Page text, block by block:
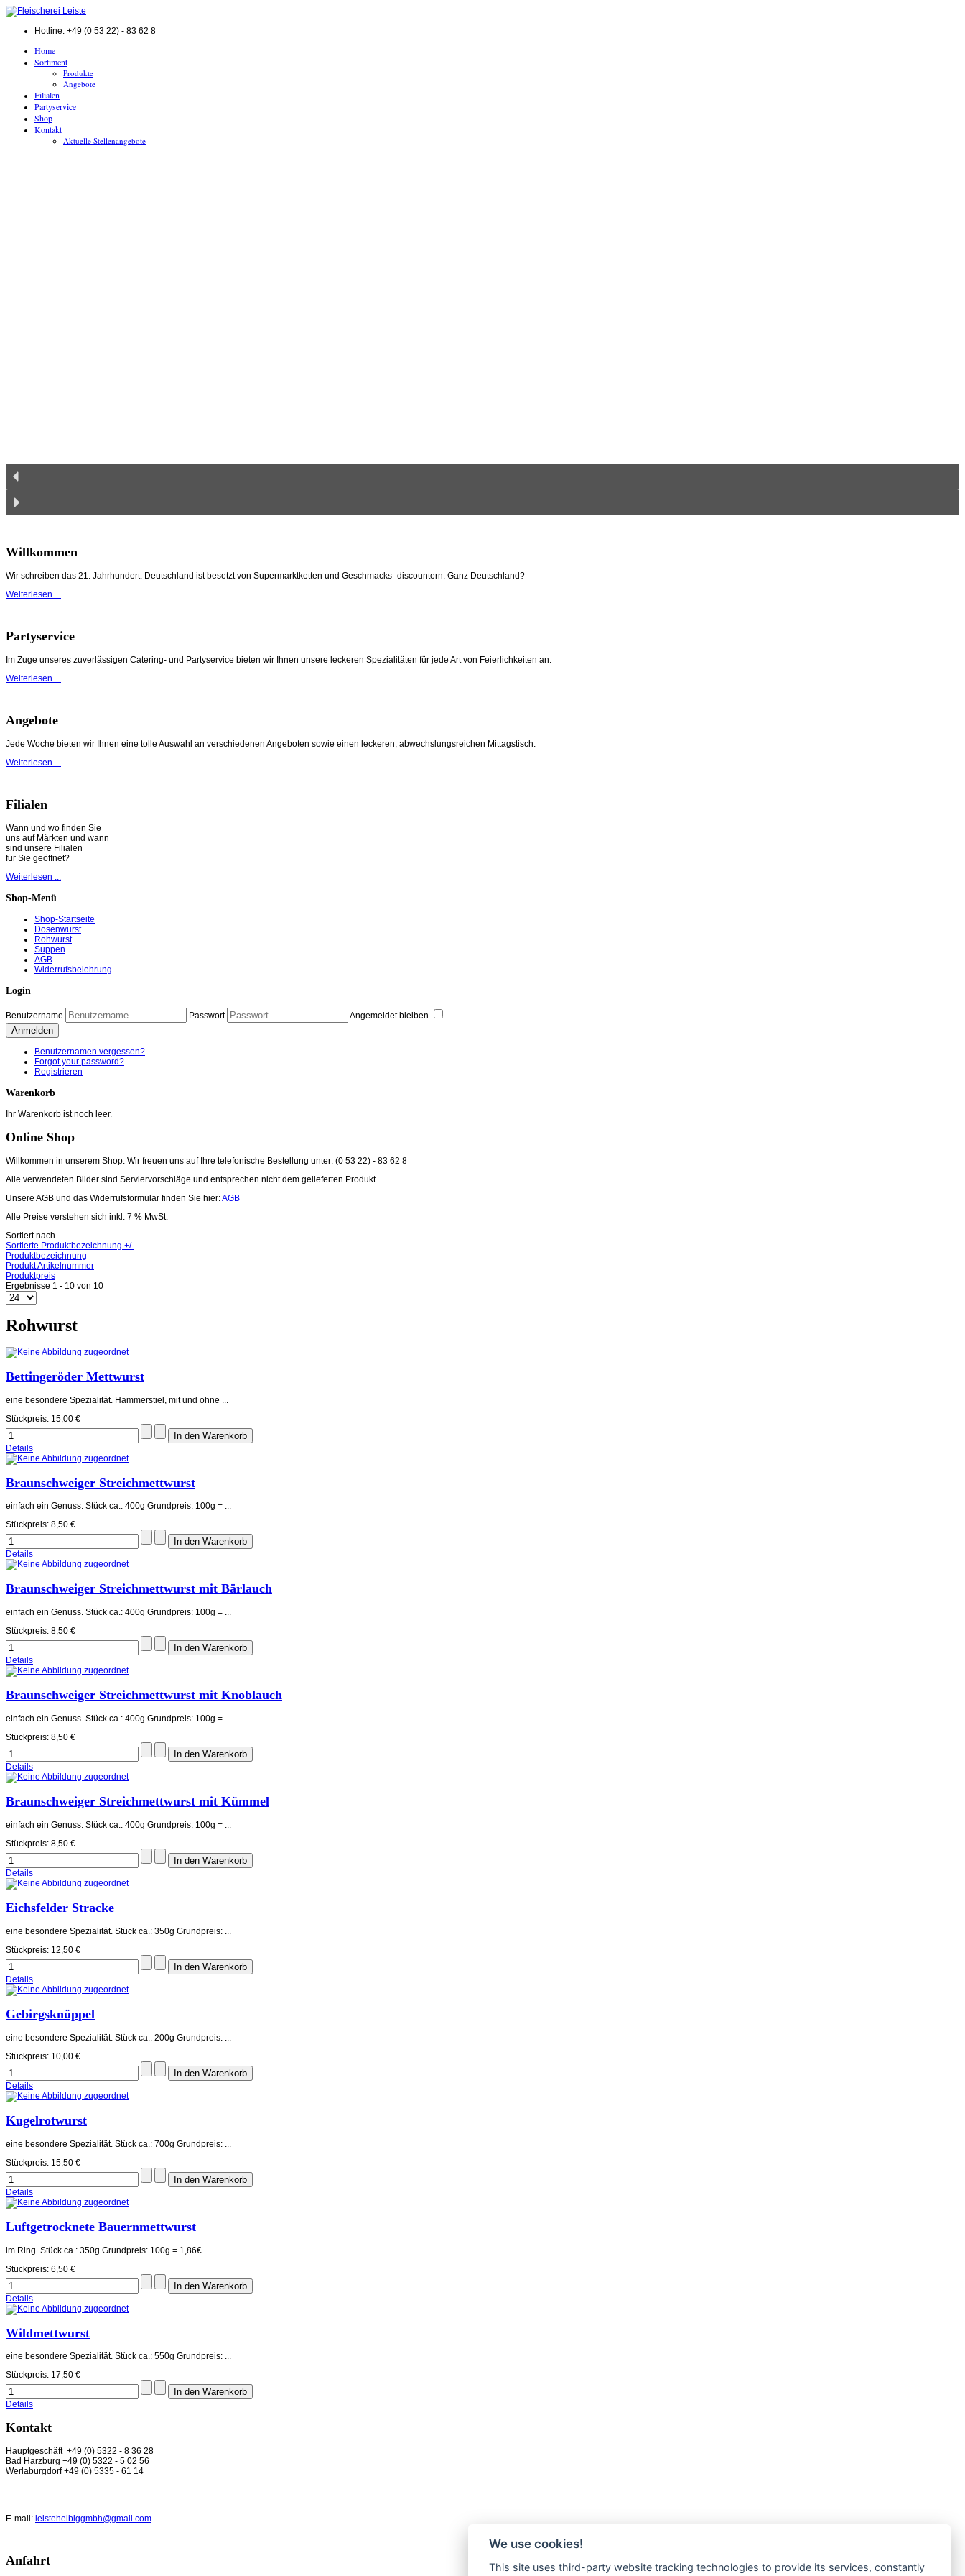
Hotline: +49 (0 53 22) - 83 62 8
Home
Sortiment
Produkte
Angebote
Filialen
Partyservice
Shop
Kontakt
Aktuelle Stellenangebote
Willkommen
Wir schreiben das 21. Jahrhundert. Deutschland ist besetzt von Supermarktketten und Geschmacks- discountern. Ganz Deutschland?
Weiterlesen ...
Partyservice
Im Zuge unseres zuverlässigen Catering- und Partyservice bieten wir Ihnen unsere leckeren Spezialitäten für jede Art von Feierlichkeiten an.
Weiterlesen ...
Angebote
Jede Woche bieten wir Ihnen eine tolle Auswahl an verschiedenen Angeboten sowie einen leckeren, abwechslungsreichen Mittagstisch.
Weiterlesen ...
Filialen
Wann und wo finden Sie
uns auf Märkten und wann
sind unsere Filialen
für Sie geöffnet?
Weiterlesen ...
Shop-Menü
Shop-Startseite
Dosenwurst
Rohwurst
Suppen
AGB
Widerrufsbelehrung
Login
Benutzername Passwort Angemeldet bleiben
Anmelden
Benutzernamen vergessen?
Forgot your password?
Registrieren
Warenkorb
Ihr Warenkorb ist noch leer.
Online Shop
Willkommen in unserem Shop. Wir freuen uns auf Ihre telefonische Bestellung unter: (0 53 22) - 83 62 8
Alle verwendeten Bilder sind Serviervorschläge und entsprechen nicht dem gelieferten Produkt.
Unsere AGB und das Widerrufsformular finden Sie hier:AGB
Alle Preise verstehen sich inkl. 7 % MwSt.
Sortiert nach
Sortierte Produktbezeichnung +/-
Produktbezeichnung
Produkt Artikelnummer
Produktpreis
Ergebnisse 1 - 10 von 10
Rohwurst
Bettingeröder Mettwurst
eine besondere Spezialität. Hammerstiel, mit und ohne ...
Stückpreis: 15,00 €
Details
Braunschweiger Streichmettwurst
einfach ein Genuss. Stück ca.: 400g Grundpreis: 100g = ...
Stückpreis: 8,50 €
Details
Braunschweiger Streichmettwurst mit Bärlauch
einfach ein Genuss. Stück ca.: 400g Grundpreis: 100g = ...
Stückpreis: 8,50 €
Details
Braunschweiger Streichmettwurst mit Knoblauch
einfach ein Genuss. Stück ca.: 400g Grundpreis: 100g = ...
Stückpreis: 8,50 €
Details
Braunschweiger Streichmettwurst mit Kümmel
einfach ein Genuss. Stück ca.: 400g Grundpreis: 100g = ...
Stückpreis: 8,50 €
Details
Eichsfelder Stracke
eine besondere Spezialität. Stück ca.: 350g Grundpreis: ...
Stückpreis: 12,50 €
Details
Gebirgsknüppel
eine besondere Spezialität. Stück ca.: 200g Grundpreis: ...
Stückpreis: 10,00 €
Details
Kugelrotwurst
eine besondere Spezialität. Stück ca.: 700g Grundpreis: ...
Stückpreis: 15,50 €
Details
Luftgetrocknete Bauernmettwurst
im Ring. Stück ca.: 350g Grundpreis: 100g = 1,86€
Stückpreis: 6,50 €
Details
Wildmettwurst
eine besondere Spezialität. Stück ca.: 550g Grundpreis: ...
Stückpreis: 17,50 €
Details
Kontakt
Hauptgeschäft +49 (0) 5322 - 8 36 28
Bad Harzburg +49 (0) 5322 - 5 02 56
Werlaburgdorf +49 (0) 5335 - 61 14
E-mail: leistehelbiggmbh@gmail.com
Anfahrt
We use cookies!
This site uses third-party website tracking technologies to provide its services, constantly